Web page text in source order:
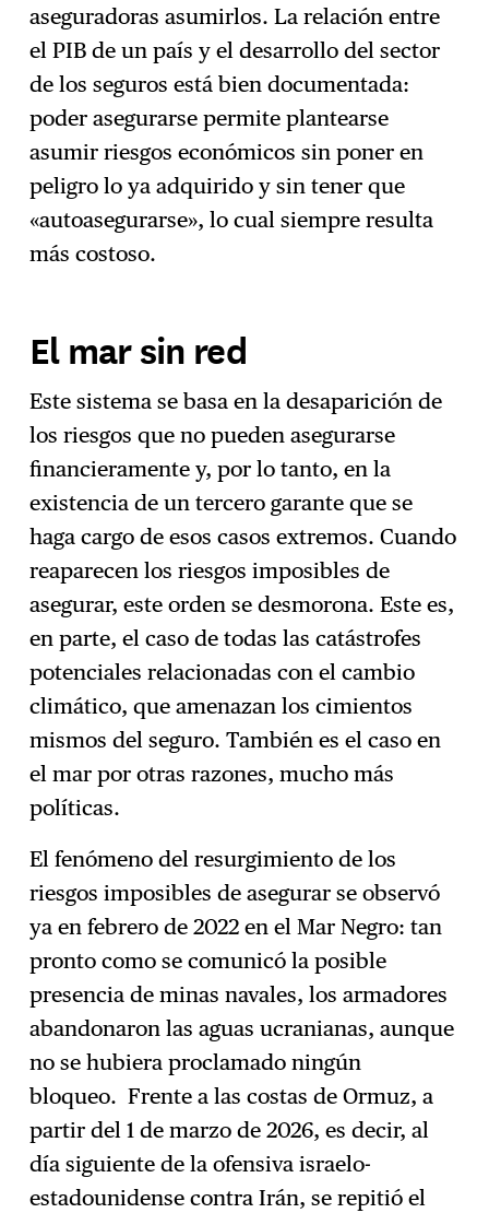
aseguradoras asumirlos. La relación entre
el PIB de un país y el desarrollo del sector
de los seguros está bien documentada:
poder asegurarse permite plantearse
asumir riesgos económicos sin poner en
peligro lo ya adquirido y sin tener que
«autoasegurarse», lo cual siempre resulta
más costoso.
El mar sin red
Este sistema se basa en la desaparición de
los riesgos que no pueden asegurarse
financieramente y, por lo tanto, en la
existencia de un tercero garante que se
haga cargo de esos casos extremos. Cuando
reaparecen los riesgos imposibles de
asegurar, este orden se desmorona. Este es,
en parte, el caso de todas las catástrofes
potenciales relacionadas con el cambio
climático, que amenazan los cimientos
mismos del seguro. También es el caso en
el mar por otras razones, mucho más
políticas.
El fenómeno del resurgimiento de los
riesgos imposibles de asegurar se observó
ya en febrero de 2022 en el Mar Negro: tan
pronto como se comunicó la posible
presencia de minas navales, los armadores
abandonaron las aguas ucranianas, aunque
no se hubiera proclamado ningún
bloqueo. Frente a las costas de Ormuz, a
partir del 1 de marzo de 2026, es decir, al
día siguiente de la ofensiva israelo-
estadounidense contra Irán, se repitió el